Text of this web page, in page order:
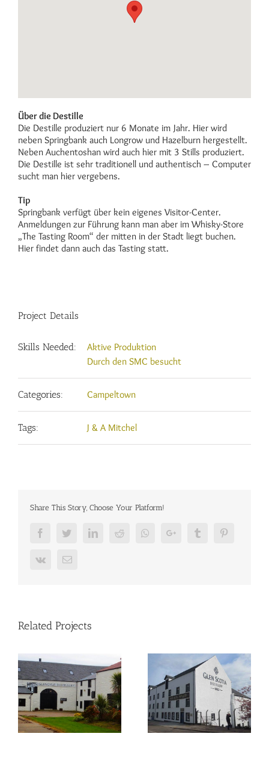
Über die Destille
Die Destille produziert nur 6 Monate im Jahr. Hier wird
neben Springbank auch Longrow und Hazelburn hergestellt.
Neben Auchentoshan wird auch hier mit 3 Stills produziert.
Die Destille ist sehr traditionell und authentisch – Computer
sucht man hier vergebens.
Tip
Springbank verfügt über kein eigenes Visitor-Center.
Anmeldungen zur Führung kann man aber im Whisky-Store
„The Tasting Room“ der mitten in der Stadt liegt buchen.
Hier findet dann auch das Tasting statt.
Project Details
Skills Needed:
Aktive Produktion
Durch den SMC besucht
Categories: Campeltown
Tags: J & A Mitchel
Share This Story, Choose Your Platform!
FacebookTwitterLinkedInReddit WhatsappGoogle+ Tumblr
Vk Email
Related Projects
Glen Scotia